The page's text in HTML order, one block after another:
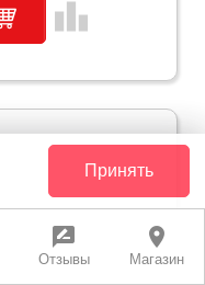
rate_review
Отзывы
place
Магазин
leaderboard
Принять